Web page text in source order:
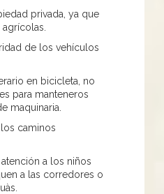
privada, ya que
de los vehículos
en bicicleta, no
para manteneros
maquinaria.
caminos
a los niños
a las corredores o